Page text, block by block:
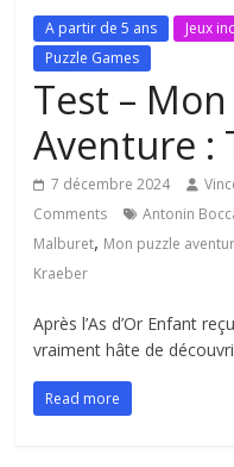
A partir de 5 ans Jeux
Puzzle Games
Test –
Aventure :
7 décembre 2024
Comments
Antonin
Malburet, Mon puzzle
Kraeber
Après l’As d’Or Enfant
vraiment hâte de
Read more